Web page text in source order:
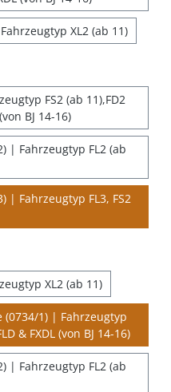
XL2 (ab 11)
FS2 (ab 11),FD2
BJ 14-16)
| Fahrzeugtyp FL2 (ab
| Fahrzeugtyp FL3, FS2
XL2 (ab 11)
(0734/1) | Fahrzeugtyp
& FXDL (von BJ 14-16)
| Fahrzeugtyp FL2 (ab